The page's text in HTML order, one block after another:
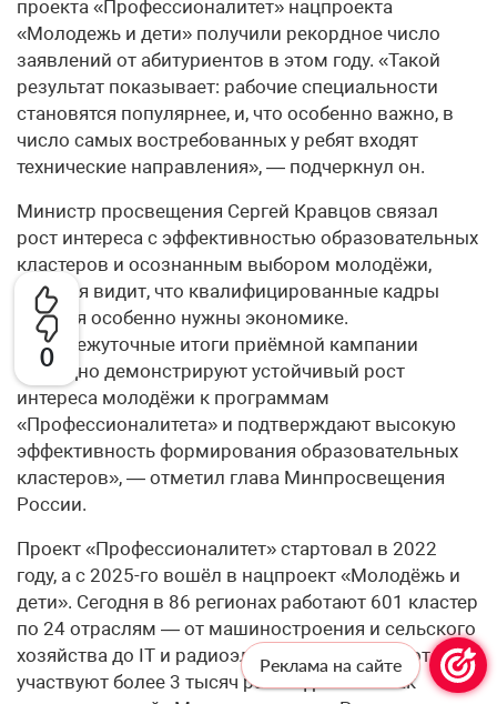
0
проекта «Профессионалитет» нацпроекта
«Молодежь и дети» получили рекордное число
заявлений от абитуриентов в этом году. «Такой
результат показывает: рабочие специальности
становятся популярнее, и, что особенно важно, в
число самых востребованных у ребят входят
технические направления», — подчеркнул он.
Министр просвещения Сергей Кравцов связал
рост интереса с эффективностью образовательных
кластеров и осознанным выбором молодёжи,
которая видит, что квалифицированные кадры
сегодня особенно нужны экономике.
«Промежуточные итоги приёмной кампании
наглядно демонстрируют устойчивый рост
интереса молодёжи к программам
«Профессионалитета» и подтверждают высокую
эффективность формирования образовательных
кластеров», — отметил глава Минпросвещения
России.
Проект «Профессионалитет» стартовал в 2022
году, а с 2025-го вошёл в нацпроект «Молодёжь и
дети». Сегодня в 86 регионах работают 601 кластер
по 24 отраслям — от машиностроения и сельского
хозяйства до IT и радиоэлектроники. В подготовке
участвуют более 3 тысяч работодателей. Как
Реклама на сайте